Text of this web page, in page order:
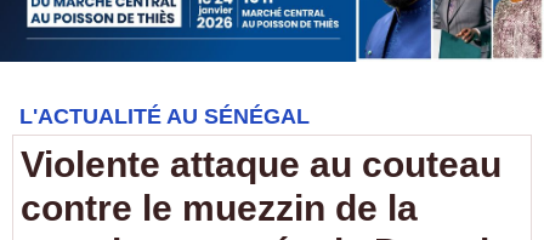
L'ACTUALITÉ AU SÉNÉGAL
Violente attaque au couteau
contre le muezzin de la